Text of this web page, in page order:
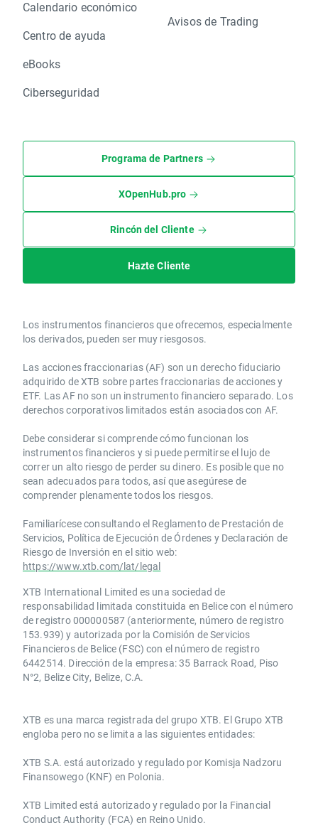
Calendario económico
Centro de ayuda
eBooks
Ciberseguridad
Avisos de Trading
Programa de Partners
XOpenHub.pro
Rincón del Cliente
Hazte Cliente
Los instrumentos financieros que ofrecemos, especialmente
los derivados, pueden ser muy riesgosos.
Las acciones fraccionarias (AF) son un derecho fiduciario
adquirido de XTB sobre partes fraccionarias de acciones y
ETF. Las AF no son un instrumento financiero separado. Los
derechos corporativos limitados están asociados con AF.
Debe considerar si comprende cómo funcionan los
instrumentos financieros y si puede permitirse el lujo de
correr un alto riesgo de perder su dinero. Es posible que no
sean adecuados para todos, así que asegúrese de
comprender plenamente todos los riesgos.
Familiarícese consultando el Reglamento de Prestación de
Servicios, Política de Ejecución de Órdenes y Declaración de
Riesgo de Inversión en el sitio web:
https://www.xtb.com/lat/legal
XTB International Limited es una sociedad de
responsabilidad limitada constituida en Belice con el número
de registro 000000587 (anteriormente, número de registro
153.939) y autorizada por la Comisión de Servicios
Financieros de Belice (FSC) con el número de registro
6442514. Dirección de la empresa: 35 Barrack Road, Piso
N°2, Belize City, Belize, C.A.
​​XTB es una marca registrada del grupo XTB. El Grupo XTB
engloba pero no se limita a las siguientes entidades:
XTB S.A.​ está autorizado y regulado por Komisja Nadzoru
Finansowego (KNF) ​en Polonia.
XTB Limited ​está autorizado y regulado por la ​Financial
Conduct Authority ​(FCA) en ​​Reino Unido.